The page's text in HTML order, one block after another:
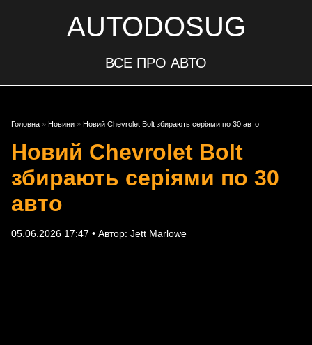
AUTODOSUG
ВСЕ ПРО АВТО
Головна » Новини » Новий Chevrolet Bolt збирають серіями по 30 авто
Новий Chevrolet Bolt
збирають серіями по 30
авто
05.06.2026 17:47 • Автор: Jett Marlowe